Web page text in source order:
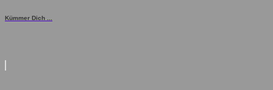
Kümmer Dich ...